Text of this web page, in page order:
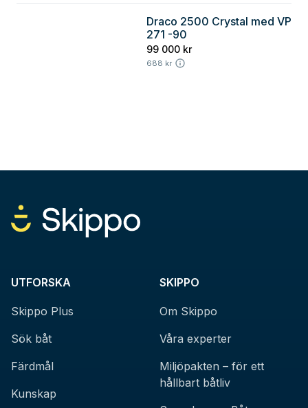
Draco 2500 Crystal med VP
271 -90
99 000 kr
688 kr
UTFORSKA
Skippo Plus
Sök båt
Färdmål
Kunskap
SKIPPO
Om Skippo
Våra experter
Miljöpakten – för ett
hållbart båtliv